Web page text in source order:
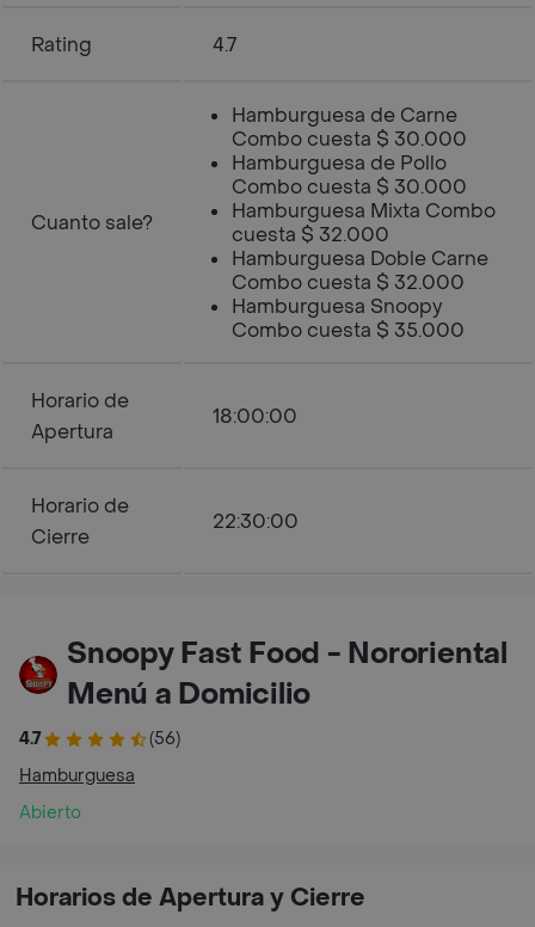
Rating 4.7
Cuanto sale?
Hamburguesa de Carne
Combo cuesta $ 30.000
Hamburguesa de Pollo
Combo cuesta $ 30.000
Hamburguesa Mixta Combo
cuesta $ 32.000
Hamburguesa Doble Carne
Combo cuesta $ 32.000
Hamburguesa Snoopy
Combo cuesta $ 35.000
Horario de
Apertura
18:00:00
Horario de
Cierre
22:30:00
Snoopy Fast Food - Nororiental
Menú a Domicilio
4.7
(56)
Hamburguesa
Abierto
Horarios de Apertura y Cierre